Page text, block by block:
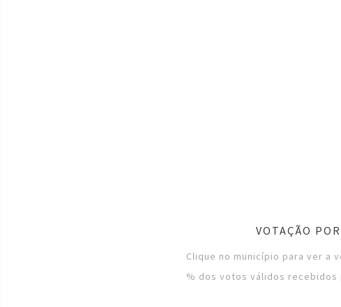
VOTAÇÃO
Clique no município para ver a
% dos votos válidos recebidos